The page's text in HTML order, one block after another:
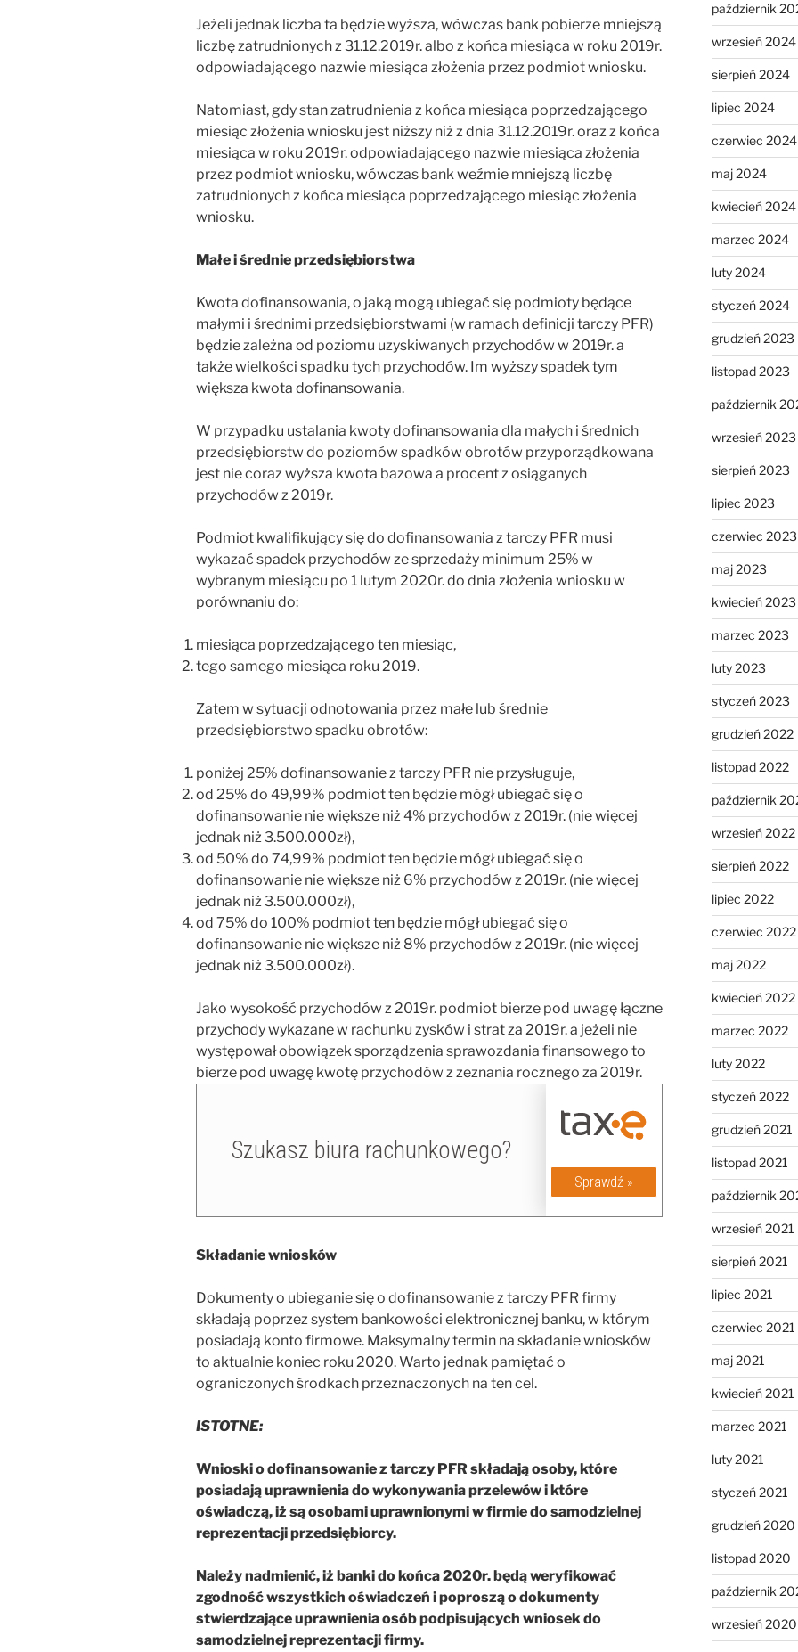
Jeżeli jednak liczba ta będzie wyższa, wówczas bank pobierze mniejszą
liczbę zatrudnionych z 31.12.2019r. albo z końca miesiąca w roku 2019r.
odpowiadającego nazwie miesiąca złożenia przez podmiot wniosku.
Natomiast, gdy stan zatrudnienia z końca miesiąca poprzedzającego
miesiąc złożenia wniosku jest niższy niż z dnia 31.12.2019r. oraz z końca
miesiąca w roku 2019r. odpowiadającego nazwie miesiąca złożenia
przez podmiot wniosku, wówczas bank weźmie mniejszą liczbę
zatrudnionych z końca miesiąca poprzedzającego miesiąc złożenia
wniosku.
Małe i średnie przedsiębiorstwa
Kwota dofinansowania, o jaką mogą ubiegać się podmioty będące
małymi i średnimi przedsiębiorstwami (w ramach definicji tarczy PFR)
będzie zależna od poziomu uzyskiwanych przychodów w 2019r. a
także wielkości spadku tych przychodów. Im wyższy spadek tym
większa kwota dofinansowania.
W przypadku ustalania kwoty dofinansowania dla małych i średnich
przedsiębiorstw do poziomów spadków obrotów przyporządkowana
jest nie coraz wyższa kwota bazowa a procent z osiąganych
przychodów z 2019r.
Podmiot kwalifikujący się do dofinansowania z tarczy PFR musi
wykazać spadek przychodów ze sprzedaży minimum 25% w
wybranym miesiącu po 1 lutym 2020r. do dnia złożenia wniosku w
porównaniu do:
miesiąca poprzedzającego ten miesiąc,
tego samego miesiąca roku 2019.
Zatem w sytuacji odnotowania przez małe lub średnie
przedsiębiorstwo spadku obrotów:
poniżej 25% dofinansowanie z tarczy PFR nie przysługuje,
od 25% do 49,99% podmiot ten będzie mógł ubiegać się o
dofinansowanie nie większe niż 4% przychodów z 2019r. (nie więcej
jednak niż 3.500.000zł),
od 50% do 74,99% podmiot ten będzie mógł ubiegać się o
dofinansowanie nie większe niż 6% przychodów z 2019r. (nie więcej
jednak niż 3.500.000zł),
od 75% do 100% podmiot ten będzie mógł ubiegać się o
dofinansowanie nie większe niż 8% przychodów z 2019r. (nie więcej
jednak niż 3.500.000zł).
Jako wysokość przychodów z 2019r. podmiot bierze pod uwagę łączne
przychody wykazane w rachunku zysków i strat za 2019r. a jeżeli nie
występował obowiązek sporządzenia sprawozdania finansowego to
bierze pod uwagę kwotę przychodów z zeznania rocznego za 2019r.
Składanie wniosków
Dokumenty o ubieganie się o dofinansowanie z tarczy PFR firmy
składają poprzez system bankowości elektronicznej banku, w którym
posiadają konto firmowe. Maksymalny termin na składanie wniosków
to aktualnie koniec roku 2020. Warto jednak pamiętać o
ograniczonych środkach przeznaczonych na ten cel.
ISTOTNE:
Wnioski o dofinansowanie z tarczy PFR składają osoby, które
posiadają uprawnienia do wykonywania przelewów i które
oświadczą, iż są osobami uprawnionymi w firmie do samodzielnej
reprezentacji przedsiębiorcy.
Należy nadmienić, iż banki do końca 2020r. będą weryfikować
zgodność wszystkich oświadczeń i poproszą o dokumenty
stwierdzające uprawnienia osób podpisujących wniosek do
samodzielnej reprezentacji firmy.
październik
wrzesień 2024
sierpień 2024
lipiec 2024
czerwiec 2024
maj 2024
kwiecień 2024
marzec 2024
luty 2024
styczeń 2024
grudzień 2023
listopad 2023
październik
wrzesień 2023
sierpień 2023
lipiec 2023
czerwiec 2023
maj 2023
kwiecień 2023
marzec 2023
luty 2023
styczeń 2023
grudzień 2022
listopad 2022
październik
wrzesień 2022
sierpień 2022
lipiec 2022
czerwiec 2022
maj 2022
kwiecień 2022
marzec 2022
luty 2022
styczeń 2022
grudzień 2021
listopad 2021
październik
wrzesień 2021
sierpień 2021
lipiec 2021
czerwiec 2021
maj 2021
kwiecień 2021
marzec 2021
luty 2021
styczeń 2021
grudzień 2020
listopad 2020
październik
wrzesień 2020